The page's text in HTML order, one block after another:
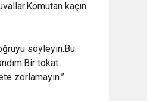
kaçın
söyleyin.Bu
tokat
zorlamayın.”